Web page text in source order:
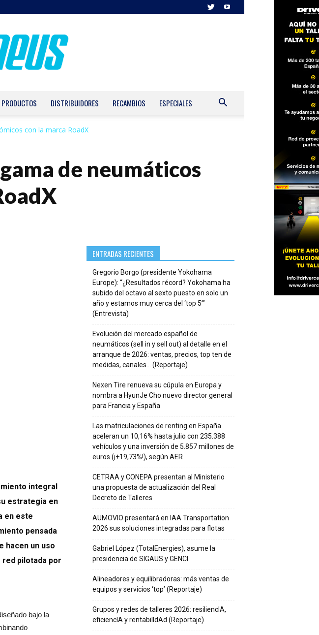
PRODUCTOS DISTRIBUIDORES RECAMBIOS ESPECIALES
con la marca RoadX
de neumáticos
integral
estrategia en
en este
pensada
hacen un uso
red pilotada por
bajo la
ENTRADAS RECIENTES
Gregorio Borgo (presidente Yokohama
Europe): “¿Resultados récord? Yokohama ha
subido del octavo al sexto puesto en solo un
año y estamos muy cerca del ‘top 5’”
(Entrevista)
Evolución del mercado español de
neumáticos (sell in y sell out) al detalle en el
arranque de 2026: ventas, precios, top ten de
medidas, canales… (Reportaje)
Nexen Tire renueva su cúpula en Europa y
nombra a HyunJe Cho nuevo director general
para Francia y España
Las matriculaciones de renting en España
aceleran un 10,16% hasta julio con 235.388
vehículos y una inversión de 5.857 millones de
euros (¡+19,73%!), según AER
CETRAA y CONEPA presentan al Ministerio
una propuesta de actualización del Real
Decreto de Talleres
AUMOVIO presentará en IAA Transportation
2026 sus soluciones integradas para flotas
Gabriel López (TotalEnergies), asume la
presidencia de SIGAUS y GENCI
Alineadores y equilibradoras: más ventas de
equipos y servicios ‘top’ (Reportaje)
Grupos y redes de talleres 2026: resiliencIA,
eficiencIA y rentabilIdAd (Reportaje)